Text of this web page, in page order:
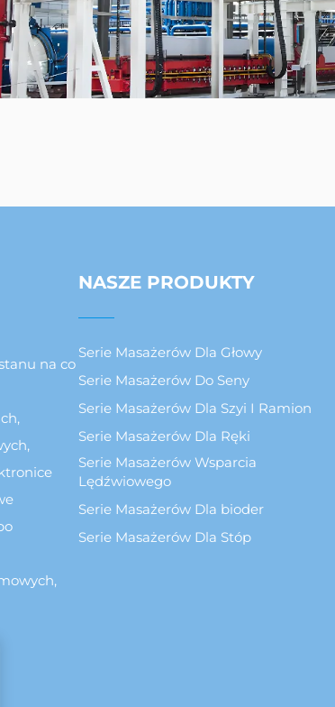
na co
NASZE PRODUKTY
Serie Masażerów Dla Głowy
Serie Masażerów Do Seny
Serie Masażerów Dla Szyi I Ramion
Serie Masażerów Dla Ręki
Serie Masażerów Wsparcia
Lędźwiowego
Serie Masażerów Dla bioder
Serie Masażerów Dla Stóp